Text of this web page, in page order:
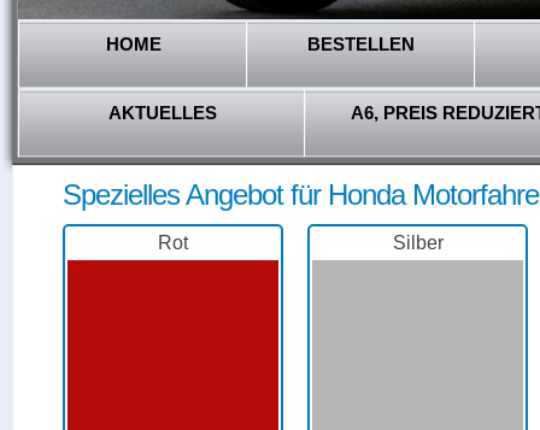
HOME BESTELLEN
AKTUELLES A6, PREIS
Spezielles Angebot für Honda
Rot Silber